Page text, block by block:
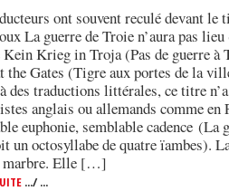
ont souvent reculé devant le
La guerre de Troie n’aura pas
Kein Krieg in Troja (Pas de guerre
the Gates (Tigre aux portes de la
des traductions littérales, ce titre
anglais ou allemands comme en
euphonie, semblable cadence (La
un octosyllabe de quatre ïambes).
marbre. Elle […]
.../ ...